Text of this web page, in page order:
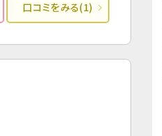
口コミをみる(1)